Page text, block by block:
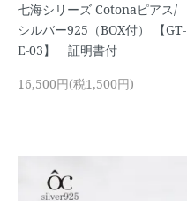
七海シリーズ Cotonaピアス/
シルバー925（BOX付） 【GT-
E-03】 証明書付
16,500円(税1,500円)